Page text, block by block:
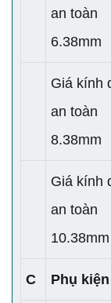
an toàn
6.38mm
Giá kính
an toàn
8.38mm
Giá kính
an toàn
10.38mm
C Phụ